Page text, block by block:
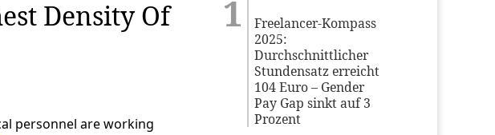
Density Of
personnel are working
Freelancer-Kompass
2025:
Durchschnittlicher
Stundensatz erreicht
104 Euro – Gender
Pay Gap sinkt auf 3
Prozent